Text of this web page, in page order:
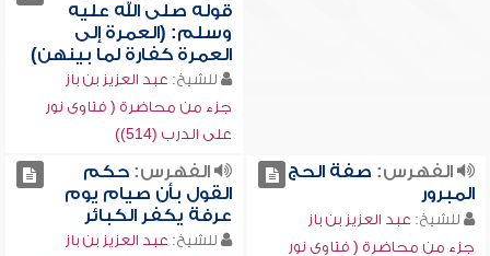
قوله صلى الله عليه
وسلم: (العمرة إلى
العمرة كفارة لما بينهن)
للشيخ: عبد العزيز بن باز
جزء من محاضرة ( فتاوى نور
على الدرب (514))
الفهرس: صفة الحج
المبرور
للشيخ: عبد العزيز بن باز
جزء من محاضرة ( فتاوى نور
الفهرس:حكم
القول بأن صيام يوم
عرفة يكفر الكبائر
للشيخ: عبد العزيز بن باز